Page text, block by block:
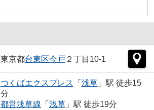
東京都台東区今戸 ２丁目10-1
つくばエクスプレス 「 浅草」駅 徒歩15
分
都営浅草線 「 浅草」駅 徒歩19分